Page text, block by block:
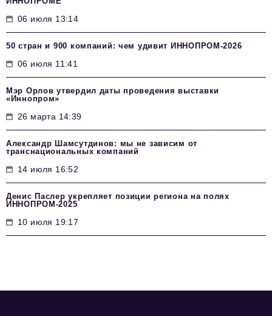
06 июля 13:14
50 стран и 900 компаний: чем удивит ИННОПРОМ‑2026
06 июля 11:41
Мэр Орлов утвердил даты проведения выставки
«Иннопром»
26 марта 14:39
Александр Шамсутдинов: мы не зависим от
транснациональных компаний
14 июля 16:52
Денис Паслер укрепляет позиции региона на полях
ИННОПРОМ-2025
10 июля 19:17